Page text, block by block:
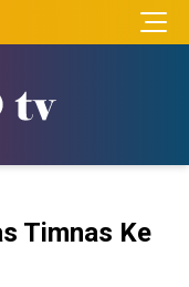
Timnas Ke